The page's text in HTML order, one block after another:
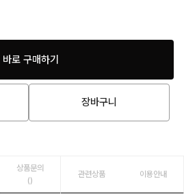
바로 구매하기
장바구니
상품문의
()
관련상품 이용안내